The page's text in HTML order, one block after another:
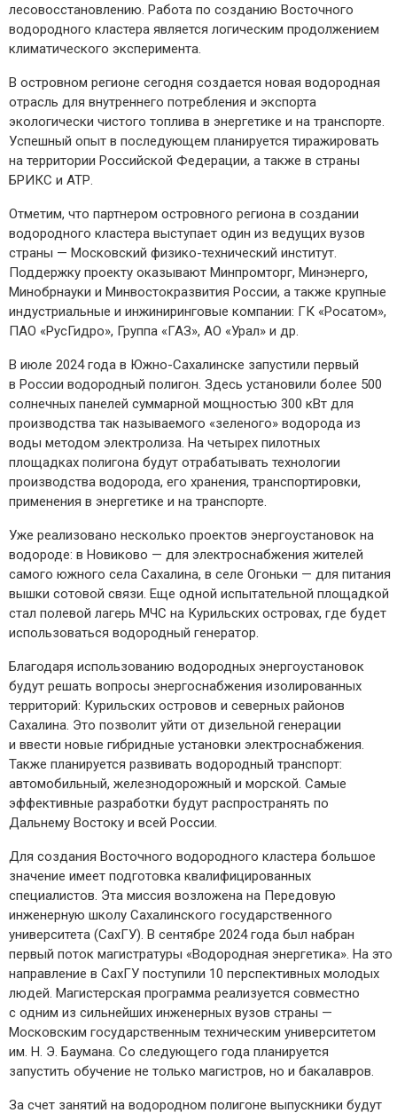
лесовосстановлению. Работа по созданию Восточного
водородного кластера является логическим продолжением
климатического эксперимента.
В островном регионе сегодня создается новая водородная
отрасль для внутреннего потребления и экспорта
экологически чистого топлива в энергетике и на транспорте.
Успешный опыт в последующем планируется тиражировать
на территории Российской Федерации, а также в страны
БРИКС и АТР.
Отметим, что партнером островного региона в создании
водородного кластера выступает один из ведущих вузов
страны — Московский физико-­технический институт.
Поддержку проекту оказывают Минпромторг, Минэнерго,
Минобрнауки и Минвостокразвития России, а также крупные
индустриальные и инжиниринговые компании: ГК «Росатом»,
ПАО «РусГидро», Группа «ГАЗ», АО «Урал» и др.
В июле 2024 года в Южно-­Сахалинске запустили первый
в России водородный полигон. Здесь установили более 500
солнечных панелей суммарной мощностью 300 кВт для
производства так называемого «зеленого» водорода из
воды методом электролиза. На четырех пилотных
площадках полигона будут отрабатывать технологии
производства водорода, его хранения, транспортировки,
применения в энергетике и на транспорте.
Уже реализовано несколько проектов энергоустановок на
водороде: в Новиково — для электроснабжения жителей
самого южного села Сахалина, в селе Огоньки — для питания
вышки сотовой связи. Еще одной испытательной площадкой
стал полевой лагерь МЧС на Курильских островах, где будет
использоваться водородный генератор.
Благодаря использованию водородных энергоустановок
будут решать вопросы энергоснабжения изолированных
территорий: Курильских островов и северных районов
Сахалина. Это позволит уйти от дизельной генерации
и ввести новые гибридные установки электроснабжения.
Также планируется развивать водородный транспорт:
автомобильный, железнодорожный и морской. Самые
эффективные разработки будут распространять по
Дальнему Востоку и всей России.
Для создания Восточного водородного кластера большое
значение имеет подготовка квалифицированных
специалистов. Эта миссия возложена на Передовую
инженерную школу Сахалинского государственного
университета (СахГУ). В сентябре 2024 года был набран
первый поток магистратуры «Водородная энергетика». На это
направление в СахГУ поступили 10 перспективных молодых
людей. Магистерская программа реализуется совместно
с одним из сильнейших инженерных вузов страны —
Московским государственным техническим университетом
им. Н. Э. Баумана. Со следующего года планируется
запустить обучение не только магистров, но и бакалавров.
За счет занятий на водородном полигоне выпускники будут